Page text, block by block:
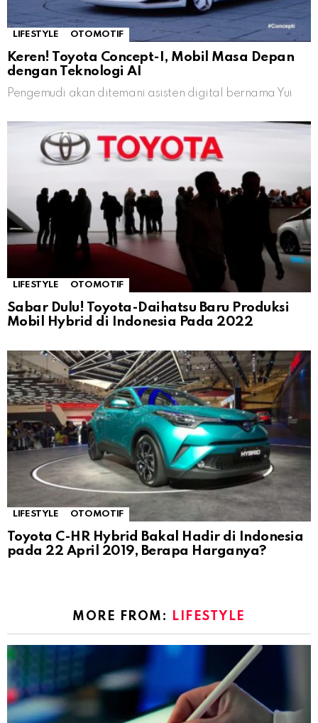
LIFESTYLE OTOMOTIF
Keren! Toyota Concept-I, Mobil Masa Depan
dengan Teknologi AI
Pengemudi akan ditemani asisten digital bernama Yui
LIFESTYLE OTOMOTIF
Sabar Dulu! Toyota-Daihatsu Baru Produksi
Mobil Hybrid di Indonesia Pada 2022
LIFESTYLE OTOMOTIF
Toyota C-HR Hybrid Bakal Hadir di Indonesia
pada 22 April 2019, Berapa Harganya?
MORE FROM: LIFESTYLE